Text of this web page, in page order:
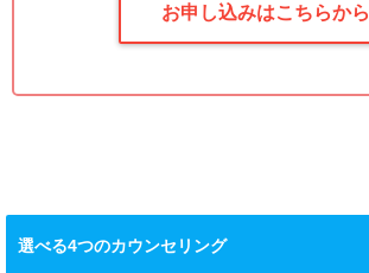
お申し込みはこちらから
選べる4つのカウンセリング